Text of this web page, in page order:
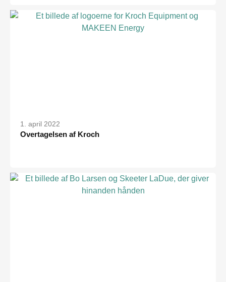
1. april 2022
Overtagelsen af Kroch